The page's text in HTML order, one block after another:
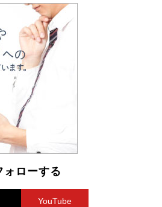
たらもっと伸びる」
った“人を育てるコ
Book Bang
シリーズ最新作どち
木賞受賞作もランク
Book Bang
ォローする
YouTube